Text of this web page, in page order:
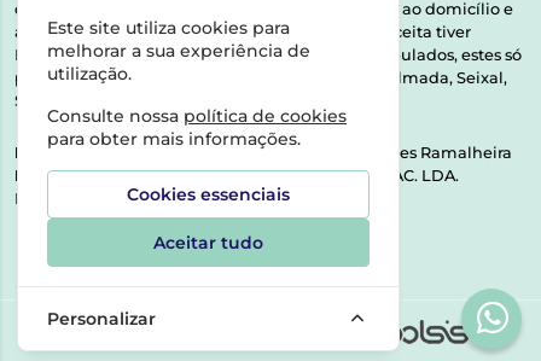
dispensa de medicamentos e produtos de saúde ao domicílio e
através da internet. Medicamentos | Se na sua receita tiver
MSRM, MNSRM, MSRMV ou Medicamentos Manipulados, estes só
podem ser entregues nos seguintes concelhos: Almada, Seixal,
Sesimbra, Oeiras e Lisboa.
Direção Técnica:
Dra. Raquel Alexandra Fernandes Ramalheira
NIPC:513064133 | ASPAS E NÚMEROS SOC. FARMAC. LDA.
Rua dos Castanheiros 5 AB Feijó2810-036 Almada
Este site utiliza cookies para
melhorar a sua experiência de
utilização.
Consulte nossa política de cookies
para obter mais informações.
Cookies essenciais
Aceitar tudo
Personalizar